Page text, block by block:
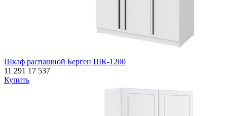
Шкаф распашной Берген ШК-1200
11 291 17 537
Купить